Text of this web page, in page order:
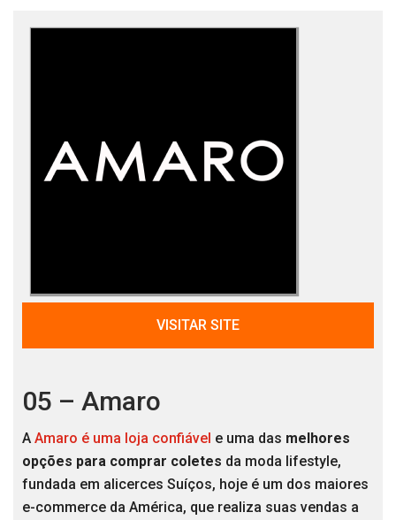
VISITAR SITE
05 – Amaro
A Amaro é uma loja confiável e uma das melhores
opções para comprar coletes da moda lifestyle,
fundada em alicerces Suíços, hoje é um dos maiores
e-commerce da América, que realiza suas vendas a